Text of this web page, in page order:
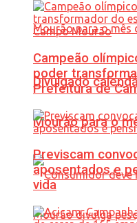
Divulgado
Mourão para o
Campeão
poder
Prefeitura de
Previscam
aposentados e
vida